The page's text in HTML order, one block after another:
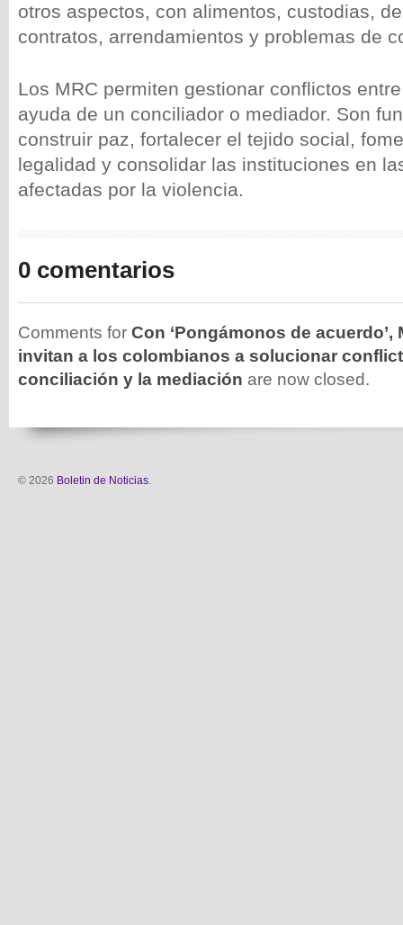
otros aspectos, con alimentos, custodias,
contratos, arrendamientos y problemas de
Los MRC permiten gestionar conflictos
ayuda de un conciliador o mediador. Son
construir paz, fortalecer el tejido social,
legalidad y consolidar las instituciones en
afectadas por la violencia.
0 comentarios
Comments for Con ‘Pongámonos de
invitan a los colombianos a solucionar
conciliación y la mediación are now closed.
© 2026 Boletin de Noticias.